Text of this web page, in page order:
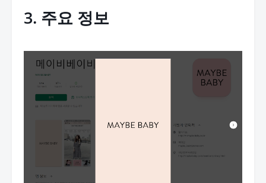
3. 주요 정보